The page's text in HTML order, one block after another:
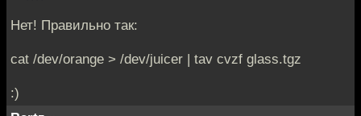
Нет! Правильно так:
cat /dev/orange > /dev/juicer | tav cvzf glass.tgz
:)